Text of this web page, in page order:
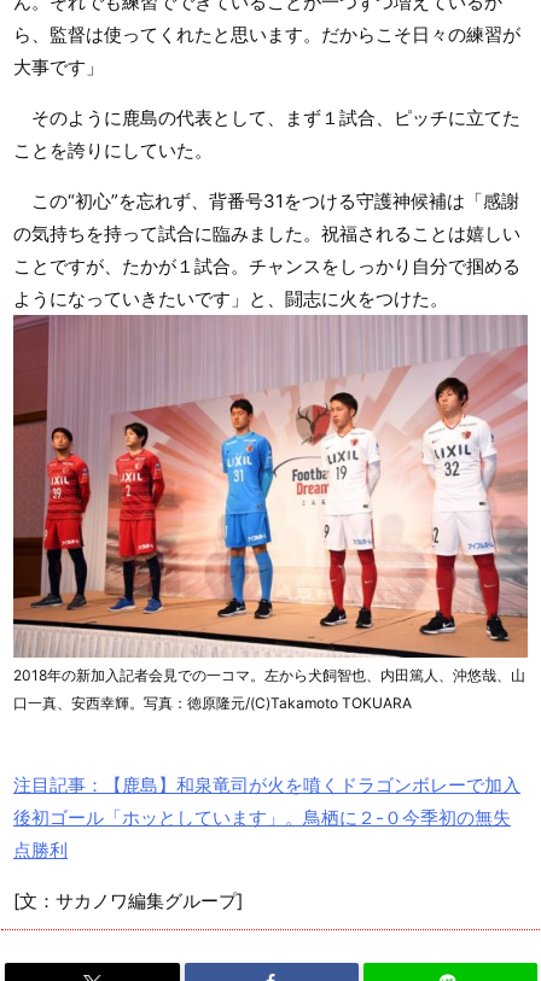
ら、監督は使ってくれたと思います。だからこそ日々の練習が
大事です」
そのように鹿島の代表として、まず１試合、ピッチに立てた
ことを誇りにしていた。
この“初心”を忘れず、背番号31をつける守護神候補は「感謝
の気持ちを持って試合に臨みました。祝福されることは嬉しい
ことですが、たかが１試合。チャンスをしっかり自分で掴める
ようになっていきたいです」と、闘志に火をつけた。
2018年の新加入記者会見での一コマ。左から犬飼智也、内田篤人、沖悠哉、山
口一真、安西幸輝。写真：徳原隆元/(C)Takamoto TOKUARA
注目記事：【鹿島】和泉竜司が火を噴くドラゴンボレーで加入
後初ゴール「ホッとしています」。鳥栖に２-０今季初の無失
点勝利
[文：サカノワ編集グループ]